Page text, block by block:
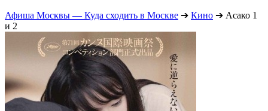
Афиша Москвы — Куда сходить в Москве ➔ Кино ➔ Асако 1
и 2